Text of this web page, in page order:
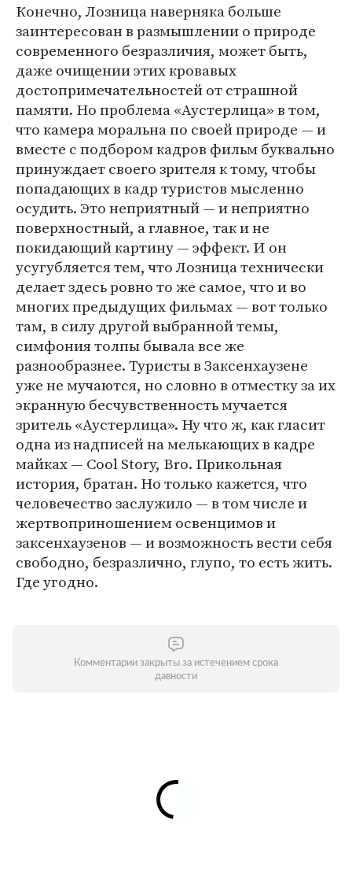
Конечно, Лозница наверняка больше
заинтересован в размышлении о природе
современного безразличия, может быть,
даже очищении этих кровавых
достопримечательностей от страшной
памяти. Но проблема «Аустерлица» в том,
что камера моральна по своей природе — и
вместе с подбором кадров фильм буквально
принуждает своего зрителя к тому, чтобы
попадающих в кадр туристов мысленно
осудить. Это неприятный — и неприятно
поверхностный, а главное, так и не
покидающий картину — эффект. И он
усугубляется тем, что Лозница технически
делает здесь ровно то же самое, что и во
многих предыдущих фильмах — вот только
там, в силу другой выбранной темы,
симфония толпы бывала все же
разнообразнее. Туристы в Заксенхаузене
уже не мучаются, но словно в отместку за их
экранную бесчувственность мучается
зритель «Аустерлица». Ну что ж, как гласит
одна из надписей на мелькающих в кадре
майках — Cool Story, Bro. Прикольная
история, братан. Но только кажется, что
человечество заслужило — в том числе и
жертвоприношением освенцимов и
заксенхаузенов — и возможность вести себя
свободно, безразлично, глупо, то есть жить.
Где угодно.
Комментарии закрыты за истечением срока
давности